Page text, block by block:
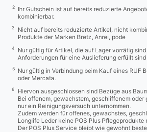
2
Ihr Gutschein ist auf bereits reduzierte
kombinierbar.
3
Nicht auf bereits reduzierte Artikel, nicht
Produkte der Marken Bretz, Anrei, pode
4
Nur gültig für Artikel, die auf Lager vorrätig
Anforderungen für eine Auslieferung erfüllt sind
5
Nur gültig in Verbindung beim Kauf eines RUF
oder Mercata.
6
Hiervon ausgeschlossen sind Bezüge aus
Bei offenem, gewachstem, geschliffenem oder
nur ein Reinigungsversuch unternommen.
Zudem werden für offenes, gewachstes,
Longlife Leder keine POS Plus Pflegeprodukte
Der POS Plus Service bleibt wie gewohnt